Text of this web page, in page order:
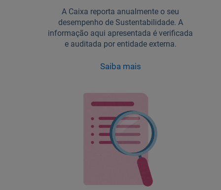
A Caixa reporta anualmente o seu
desempenho de Sustentabilidade. A
informação aqui apresentada é verificada
e auditada por entidade externa.
Saiba mais